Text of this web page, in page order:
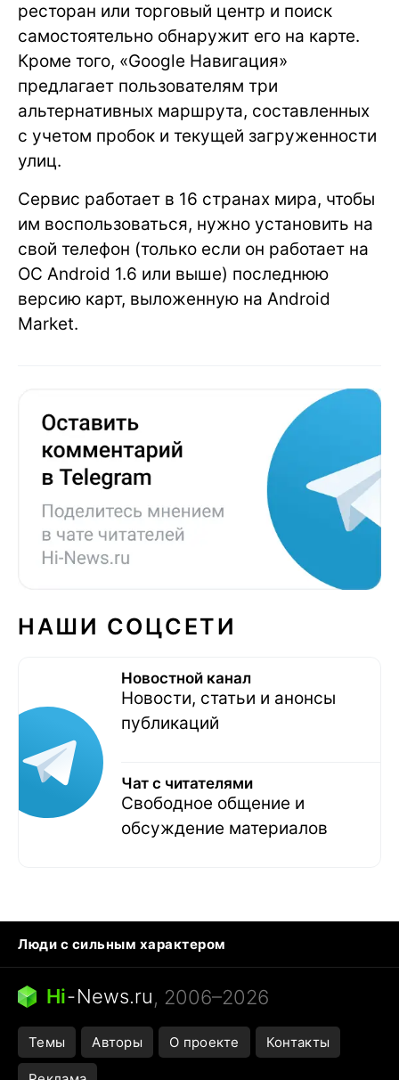
ресторан или торговый центр и поиск
самостоятельно обнаружит его на карте.
Кроме того, «Google Навигация»
предлагает пользователям три
альтернативных маршрута, составленных
с учетом пробок и текущей загруженности
улиц.
Сервис работает в 16 странах мира, чтобы
им воспользоваться, нужно установить на
свой телефон (только если он работает на
ОС Android 1.6 или выше) последнюю
версию карт, выложенную на Android
Market.
НАШИ СОЦСЕТИ
Новостной канал
Новости, статьи и анонсы
публикаций
Чат с читателями
Свободное общение и
обсуждение материалов
Люди с сильным характером
Кошка писает на кровать
Тунцы в океанариуме
Ядовитые пауки России
Города в ядерной войне
Открытие в Google Maps
Hi-News.ru, 2006–2026
Темы Авторы О проекте Контакты